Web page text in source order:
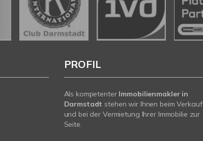
PROFIL
Als kompetenter Immobilienmakler in
Darmstadt stehen wir Ihnen beim Verkauf
und bei der Vermietung Ihrer Immobilie zur
Seite.